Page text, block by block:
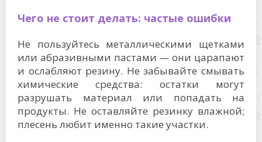
Чего не стоит делать: частые ошибки
Не пользуйтесь металлическими щетками
или абразивными пастами — они царапают
и ослабляют резину. Не забывайте смывать
химические средства: остатки могут
разрушать материал или попадать на
продукты. Не оставляйте резинку влажной;
плесень любит именно такие участки.